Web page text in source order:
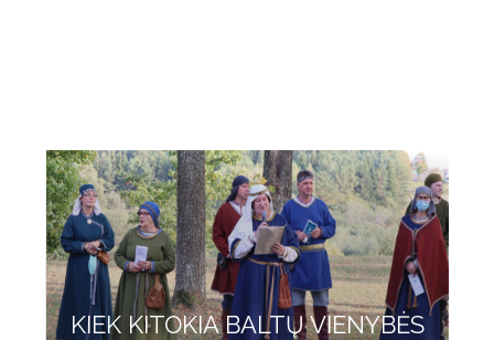
KIEK KITOKIA BALTŲ VIENYBĖS